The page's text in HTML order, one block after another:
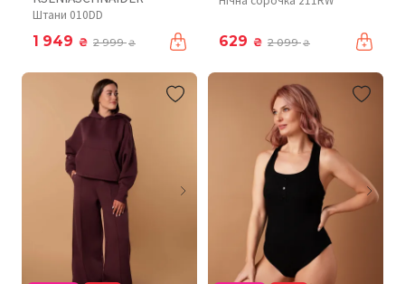
Штани 010DD
1 949 ₴ 2 999₴ 629 ₴ 2 099₴